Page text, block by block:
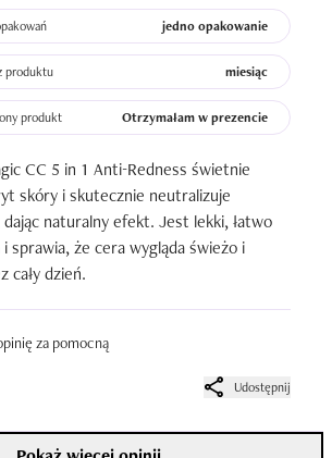
jedno opakowanie
produktu miesiąc
produkt Otrzymałam w prezencie
CC 5 in 1 Anti-Redness świetnie
skóry i skutecznie neutralizuje
naturalny efekt. Jest lekki, łatwo
sprawia, że cera wygląda świeżo i
cały dzień.
za pomocną
Udostępnij